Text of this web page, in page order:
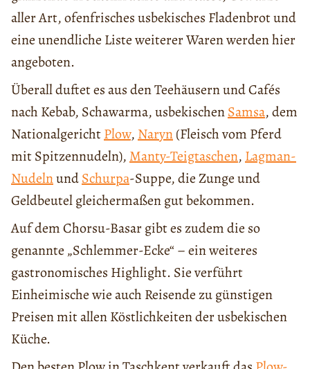
aller Art, ofenfrisches usbekisches Fladenbrot und
eine unendliche Liste weiterer Waren werden hier
angeboten.
Überall duftet es aus den Teehäusern und Cafés
nach Kebab, Schawarma, usbekischenSamsa, dem
NationalgerichtPlow, Naryn(Fleisch vom Pferd
mit Spitzennudeln), Manty-Teigtaschen, Lagman-
NudelnundSchurpа-Suppe, die Zunge und
Geldbeutel gleichermaßen gut bekommen.
Auf dem Chorsu-Basar gibt es zudem die so
genannte „Schlemmer-Ecke“ – ein weiteres
gastronomisches Highlight. Sie verführt
Einheimische wie auch Reisende zu günstigen
Preisen mit allen Köstlichkeiten der usbekischen
Küche.